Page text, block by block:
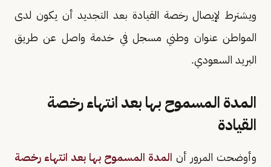
ويشترط لإيصال رخصة القيادة بعد التجديد أن يكون لدى
المواطن عنوان وطني مسجل في خدمة واصل عن طريق
البريد السعودي.
المدة المسموح بها بعد انتهاء رخصة
القيادة
وأوضحت المرور أن المدة المسموح بها بعد انتهاء رخصة